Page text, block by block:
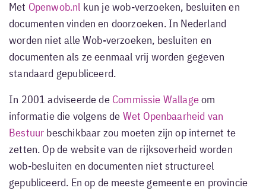
Met Openwob.nl
kun je wob-verzoeken, besluiten en
documenten vinden en doorzoeken. In Nederland
worden niet alle Wob-verzoeken, besluiten en
documenten als ze eenmaal vrij worden gegeven
standaard gepubliceerd.
In 2001 adviseerde de Commissie Wallage om
informatie die volgens de Wet Openbaarheid van
Bestuur beschikbaar zou moeten zijn op internet te
zetten. Op de website van de rijksoverheid worden
wob-besluiten en documenten niet structureel
gepubliceerd. En op de meeste gemeente en provincie